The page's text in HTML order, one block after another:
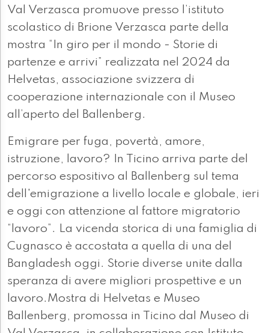
Val Verzasca promuove presso l’istituto
scolastico di Brione Verzasca parte della
mostra “In giro per il mondo - Storie di
partenze e arrivi” realizzata nel 2024 da
Helvetas, associazione svizzera di
cooperazione internazionale con il Museo
all’aperto del Ballenberg.
Emigrare per fuga, povertà, amore,
istruzione, lavoro? In Ticino arriva parte del
percorso espositivo al Ballenberg sul tema
dell'emigrazione a livello locale e globale, ieri
e oggi con attenzione al fattore migratorio
“lavoro”. La vicenda storica di una famiglia di
Cugnasco è accostata a quella di una del
Bangladesh oggi. Storie diverse unite dalla
speranza di avere migliori prospettive e un
lavoro.Mostra di Helvetas e Museo
Ballenberg, promossa in Ticino dal Museo di